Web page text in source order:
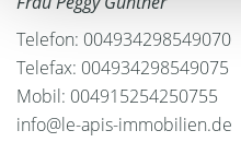
Telefon: 004934298549070
Telefax: 004934298549075
Mobil: 004915254250755
info@le-apis-immobilien.de